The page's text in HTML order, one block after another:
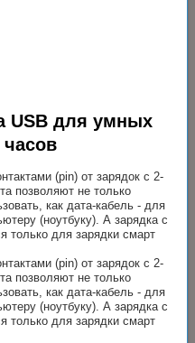
USB для умных
часов
(pin) от зарядок с 2-
позволяют не только
как дата-кабель - для
(ноутбуку). А зарядка с
только для зарядки смарт
(pin) от зарядок с 2-
позволяют не только
как дата-кабель - для
(ноутбуку). А зарядка с
только для зарядки смарт